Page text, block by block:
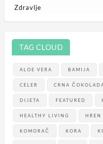
Zdravlje
TAG CLOUD
ALOE VERA BAMIJA
CELER CRNA
DIJETA FEATURED
HEALTHY LIVING HREN
KOMORAČ KORA